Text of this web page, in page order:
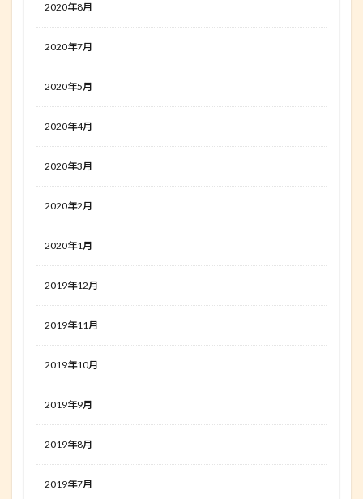
2020年8月
2020年7月
2020年5月
2020年4月
2020年3月
2020年2月
2020年1月
2019年12月
2019年11月
2019年10月
2019年9月
2019年8月
2019年7月